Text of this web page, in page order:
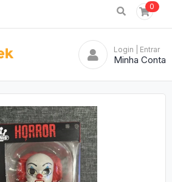
0
Login | Entrar
Minha Conta